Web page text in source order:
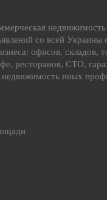
со всей Украины
офисов, складов,
ресторанов, СТО,
иных